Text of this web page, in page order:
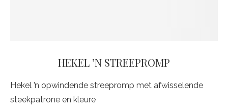
HEKEL ’N STREEPROMP
Hekel ’n opwindende streepromp met afwisselende
steekpatrone en kleure